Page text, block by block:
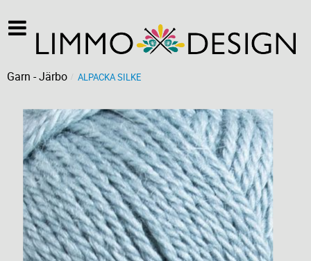
Garn - Järbo ALPACKA SILKE